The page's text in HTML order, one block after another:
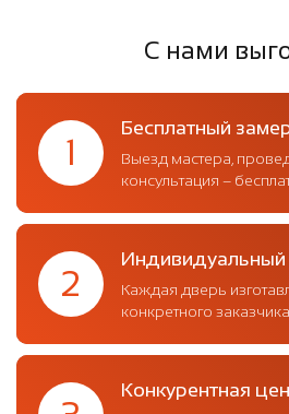
С нами
1
Бесплатный
Выезд мастера,
консультация –
2
Каждая дверь
конкретного заказчика
Конкурентная